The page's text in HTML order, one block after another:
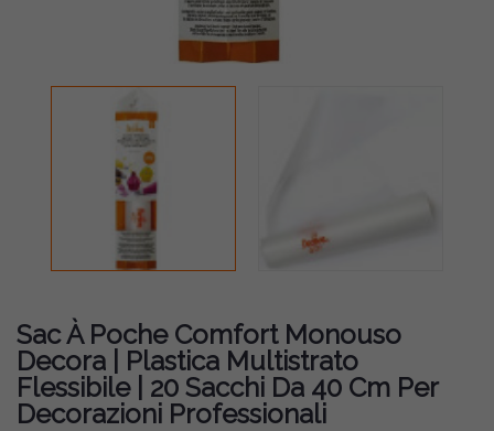
Sac À Poche Comfort Monouso
Decora | Plastica Multistrato
Flessibile | 20 Sacchi Da 40 Cm Per
Decorazioni Professionali